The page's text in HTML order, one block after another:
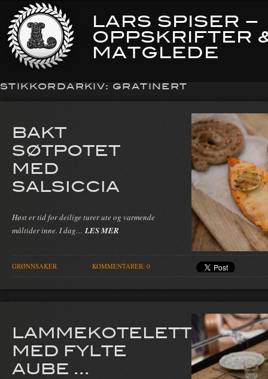
LARS SPISER –
OPPSKRIFTER
MATGLEDE
STIKKORDARKIV: GRATINERT
BAKT
SØTPOTET
MED
SALSICCIA
Høst er tid for deilige turer ute og varmende
måltider inne. I dag… LES MER
GRØNNSAKER KOMMENTARER: 0
LAMMEKOTELETTER
MED FYLTE
AUBE ...